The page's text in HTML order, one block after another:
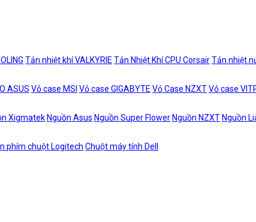
Tản nhiệt khí VALKYRIE Tản Nhiệt Khí CPU CorsairTản nhiệt
ASUS Vỏ case MSI Vỏ case GIGABYTE Vỏ Case NZXTVỏ case
Xigmatek Nguồn Asus Nguồn Super Flower Nguồn NZXT Nguồn
phím chuột Logitech Chuột máy tính Dell